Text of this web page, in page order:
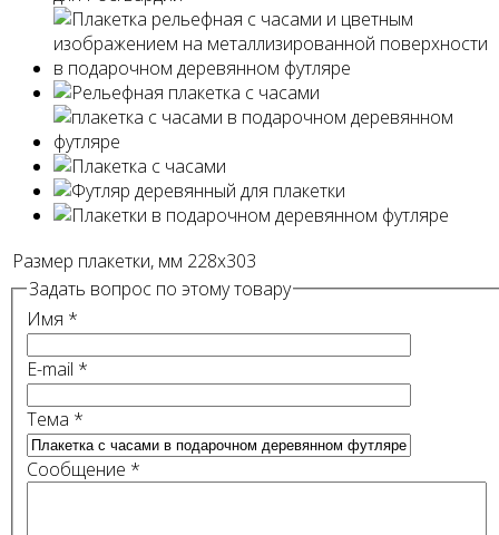
Размер плакетки, мм 228х303
Задать вопрос по этому товару
Имя *
E-mail *
Тема *
Сообщение *